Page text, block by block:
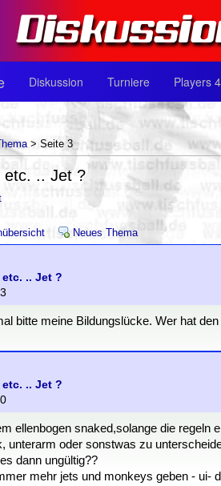
Diskussion Turniere Players
> Seite 3
etc. .. Jet ?
Neues Thema
.. Jet ?
bitte meine Bildungslücke. Wer hat
.. Jet ?
ellenbogen snaked,solange die regeln
unterarm oder sonstwas zu
dann ungültig??
mehr jets und monkeys geben - ui-